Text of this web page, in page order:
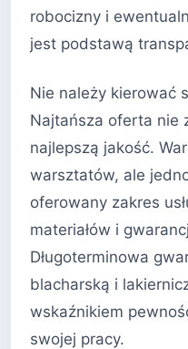
robocizny i
jest podstawą
Nie należy kierować
Najtańsza oferta nie
najlepszą jakość.
warsztatów, ale
oferowany zakres
materiałów i
Długoterminowa
blacharską i
wskaźnikiem
swojej pracy.